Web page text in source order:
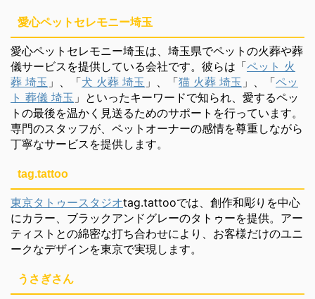
愛心ペットセレモニー埼玉
愛心ペットセレモニー埼玉は、埼玉県でペットの火葬や葬
儀サービスを提供している会社です。彼らは「ペット 火
葬 埼玉 」、「犬 火葬 埼玉 」、「猫 火葬 埼玉 」、「ペッ
ト 葬儀 埼玉 」といったキーワードで知られ、愛するペッ
トの最後を温かく見送るためのサポートを行っています。
専門のスタッフが、ペットオーナーの感情を尊重しながら
丁寧なサービスを提供します。
tag.tattoo
東京タトゥースタジオtag.tattooでは、創作和彫りを中心
にカラー、ブラックアンドグレーのタトゥーを提供。アー
ティストとの綿密な打ち合わせにより、お客様だけのユニ
ークなデザインを東京で実現します。
うさぎさん